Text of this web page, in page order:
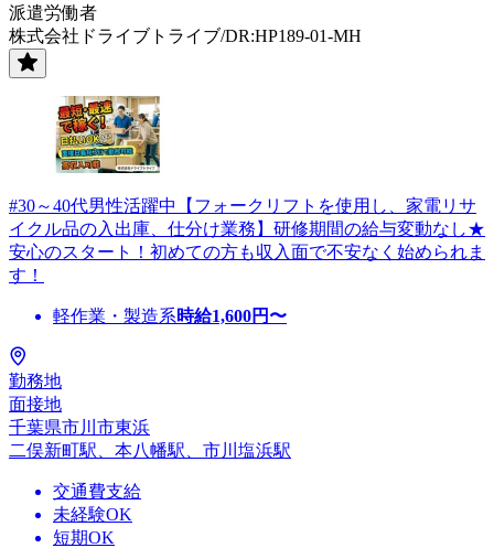
派遣労働者
株式会社ドライブトライブ/DR:HP189-01-MH
#30～40代男性活躍中【フォークリフトを使用し、家電リサ
イクル品の入出庫、仕分け業務】研修期間の給与変動なし★
安心のスタート！初めての方も収入面で不安なく始められま
す！
軽作業・製造系時給1,600円〜
勤務地
面接地
千葉県市川市東浜
二俣新町駅、本八幡駅、市川塩浜駅
交通費支給
未経験OK
短期OK